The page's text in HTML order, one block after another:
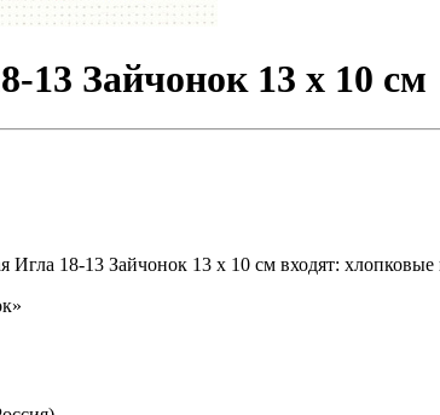
13 Зайчонок 13 x 10 см
18-13 Зайчонок 13 x 10 см входят: